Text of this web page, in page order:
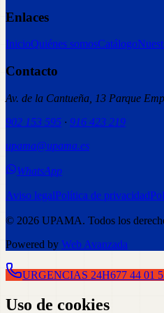
Enlaces
InicioQuiénes somosCatálogo
Contacto
Av. de la Cantueña, 13 Parque
902 153 595 · 916 423 219
upama@upama.es
WhatsApp
Aviso legalPolítica de privacidad
© 2026 UPAMA. Todos los
Powered by Web Avanzada
URGENCIAS 24H677 44 01
Uso de cookies